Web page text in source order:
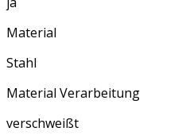
Material
Stahl
Material Verarbeitung
verschweißt